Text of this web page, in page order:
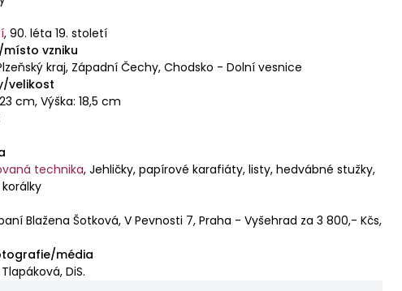
,90. léta 19. století
vzniku
kraj, Západní Čechy, Chodsko - Dolní vesnice
velikost
cm, Výška: 18,5 cm
technika,Jehličky, papírové karafiáty, listy, hedvábné stužky,
Blažena Šotková, V Pevnosti 7, Praha - Vyšehrad za 3 800,- Kčs,
média
DiS.